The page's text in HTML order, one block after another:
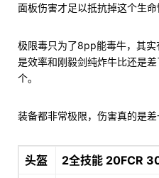
面板伤害才足以抵抗掉这个生命
极限毒只为了8pp能毒牛，其
是效率和刚毅剑纯炸牛比还是
个。
装备都非常极限，伤害真的是差
头盔
2全技能 20FCR